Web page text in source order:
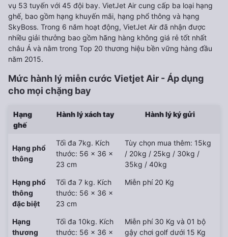
vụ 53 tuyến với 45 đội bay. VietJet Air cung cấp ba loại hạng
ghế, bao gồm hạng khuyến mãi, hạng phổ thông và hạng
SkyBoss. Trong 6 năm hoạt động, VietJet Air đã nhận được
nhiều giải thưởng bao gồm hãng hàng không giá rẻ tốt nhất
châu Á và nằm trong Top 20 thương hiệu bền vững hàng đầu
năm 2015.
Mức hành lý miễn cước Vietjet Air - Áp dụng
cho mọi chặng bay
Hạng
ghế
Hành lý xách tay Hành lý ký gửi
Hạng phổ
thông
Tối đa 7kg. Kích
thước: 56 x 36 x
23 cm
Tùy chọn mua thêm: 15kg
/ 20kg / 25kg / 30kg /
35kg / 40kg
Hạng phổ
thông
đặc biệt
Tối đa 7 kg. Kích
thước: 56 x 36 x
23 cm
Miễn phí 20 Kg
Hạng
thương
Tối đa 10kg. Kích
thước: 56 x 36 x
Miễn phí 30 Kg và 01 bộ
gậy chơi golf dưới 15 Kg